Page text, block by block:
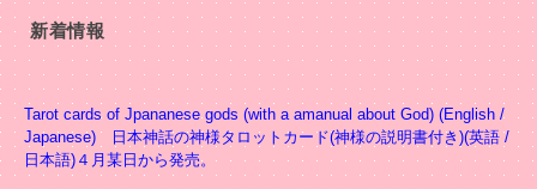
新着情報
Tarot cards of Jpananese gods (with a amanual about God) (English /
Japanese) 日本神話の神様タロットカード(神様の説明書付き)(英語 /
日本語)４月某日から発売。